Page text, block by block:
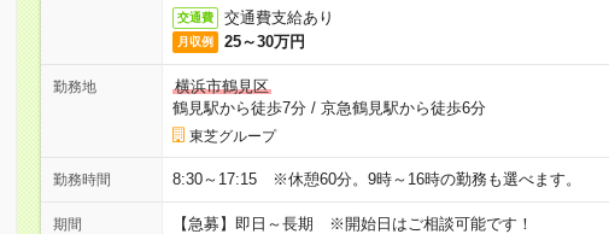
交通費 交通費支給あり
月収例 25～30万円
勤務地
横浜市鶴見区
鶴見駅から徒歩7分/ 京急鶴見駅から徒歩6分
東芝グループ
勤務時間 8:30～17:15 ※休憩60分。9時～16時の勤務も選べます。
期間 【急募】即日～長期 ※開始日はご相談可能です！